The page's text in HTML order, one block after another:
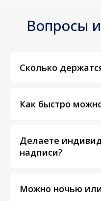
Вопросы
Сколько
Как быстро
Делаете
надписи?
Можно ночью